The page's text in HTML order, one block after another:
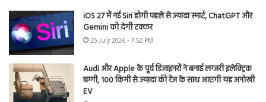
iOS 27 में नई Siri होगी पहले से ज्यादा स्मार्ट, ChatGPT और
Gemini को देगी टक्कर
25 July 2026 - 7:52 PM
Audi और Apple के पूर्व डिजाइनरों ने बनाई लग्जरी इलेक्ट्रिक
बग्गी, 100 किमी से ज्यादा की रेंज के साथ आएगी यह अनोखी
EV